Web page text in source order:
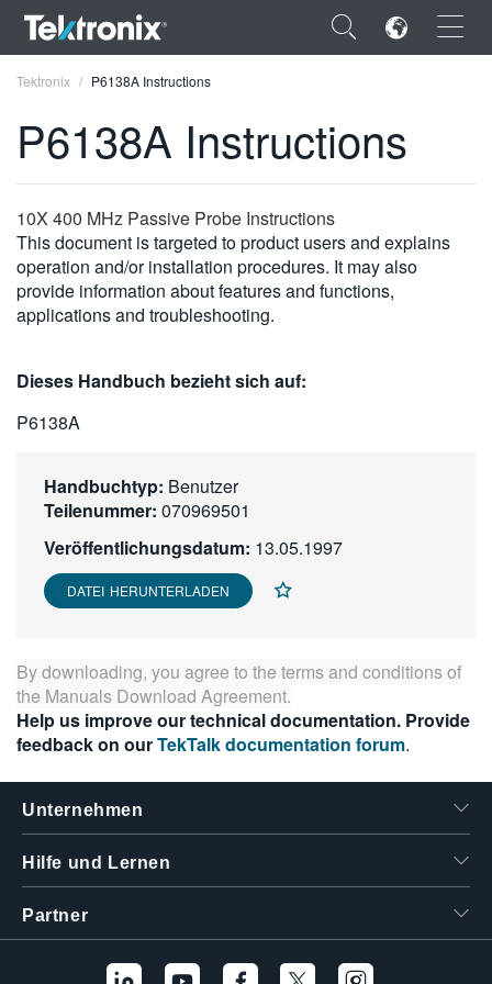
×
ENGLISH
FRANÇAIS
DEUTSCH
简体中文
日本語
繁體中文
Tektronix P6138A Instructions
P6138A Instructions
10X 400 MHz Passive Probe Instructions
This document is targeted to product users and explains
operation and/or installation procedures. It may also
provide information about features and functions,
applications and troubleshooting.
Dieses Handbuch bezieht sich auf:
P6138A
Handbuchtyp: Benutzer
Teilenummer: 070969501
Veröffentlichungsdatum: 13.05.1997
DATEI HERUNTERLADEN
By downloading, you agree to the terms and conditions of
the Manuals Download Agreement.
Help us improve our technical documentation. Provide
feedback on ourTekTalk documentation forum.
Unternehmen
Hilfe und Lernen
Partner